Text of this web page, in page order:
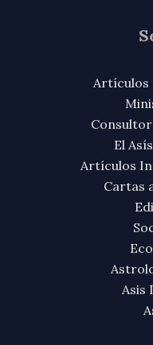
Artículos
El
Artículos
Cartas
Asis